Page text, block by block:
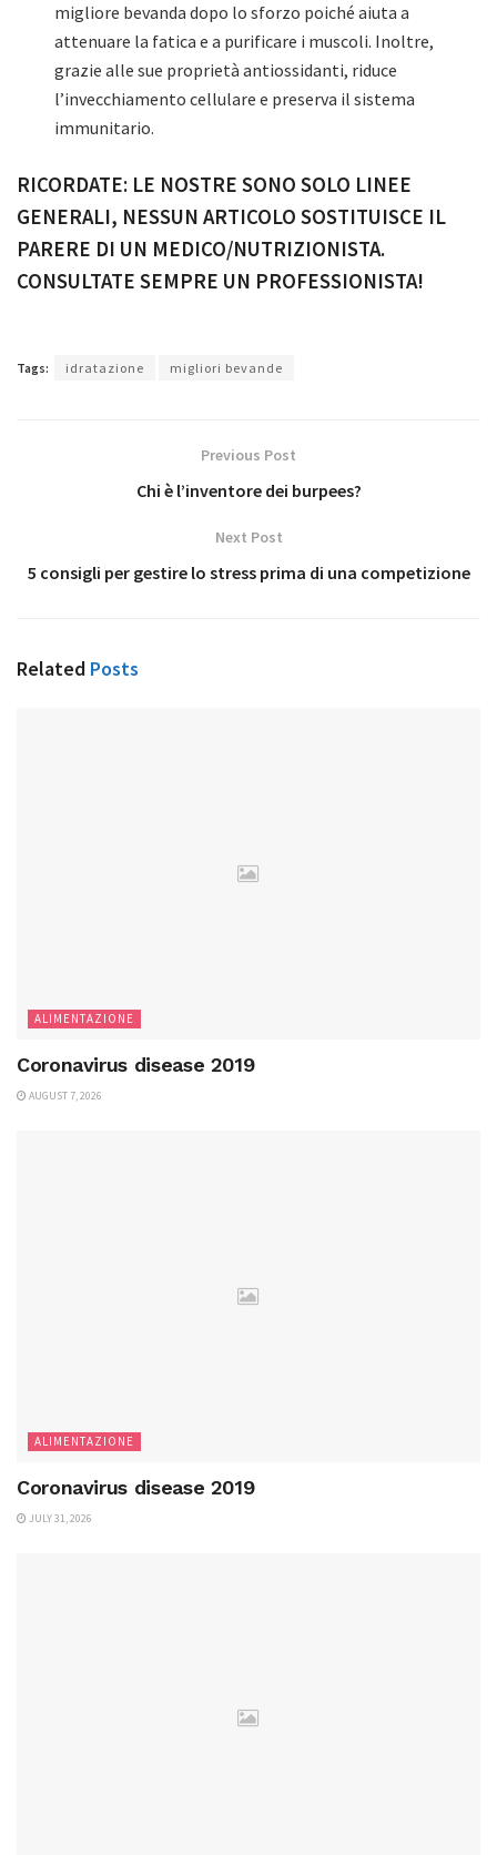
migliore bevanda dopo lo sforzo poiché aiuta a
attenuare la fatica e a purificare i muscoli. Inoltre,
grazie alle sue proprietà antiossidanti, riduce
l’invecchiamento cellulare e preserva il sistema
immunitario.
RICORDATE: LE NOSTRE SONO SOLO LINEE
GENERALI, NESSUN ARTICOLO SOSTITUISCE IL
PARERE DI UN MEDICO/NUTRIZIONISTA.
CONSULTATE SEMPRE UN PROFESSIONISTA!
Tags: idratazione migliori bevande
Previous Post
Chi è l’inventore dei burpees?
Next Post
5 consigli per gestire lo stress prima di una competizione
Related Posts
ALIMENTAZIONE
Coronavirus disease 2019
AUGUST 7, 2026
ALIMENTAZIONE
Coronavirus disease 2019
JULY 31, 2026